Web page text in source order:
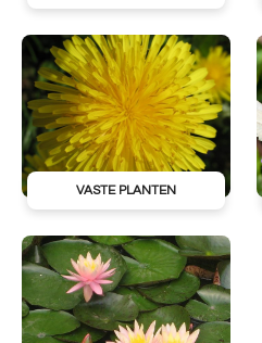
VASTE PLANTEN